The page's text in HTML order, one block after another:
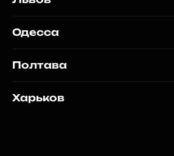
Одесса
Полтава
Харьков